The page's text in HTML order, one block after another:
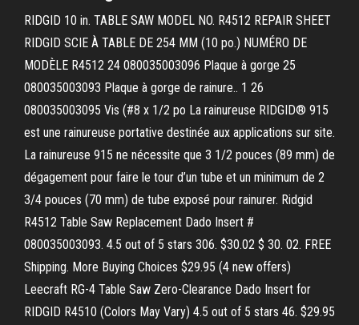
RIDGID 10 in. TABLE SAW MODEL NO. R4512 REPAIR SHEET
RIDGID SCIE À TABLE DE 254 MM (10 po.) NUMÉRO DE
MODÈLE R4512 24 080035003096 Plaque à gorge 25
080035003093 Plaque à gorge de rainure.. 1 26
080035003095 Vis (#8 x 1/2 po La rainureuse RIDGID® 915
est une rainureuse portative destinée aux applications sur site.
La rainureuse 915 ne nécessite que 3 1/2 pouces (89 mm) de
dégagement pour faire le tour d’un tube et un minimum de 2
3/4 pouces (70 mm) de tube exposé pour rainurer. Ridgid
R4512 Table Saw Replacement Dado Insert #
080035003093. 4.5 out of 5 stars 306. $30.02 $ 30. 02. FREE
Shipping. More Buying Choices $29.95 (4 new offers)
Leecraft RG-4 Table Saw Zero-Clearance Dado Insert for
RIDGID R4510 (Colors May Vary) 4.5 out of 5 stars 46. $29.95